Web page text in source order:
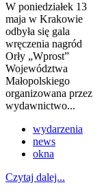
W poniedziałek 13
maja w Krakowie
odbyła się gala
wręczenia nagród
Orły „Wprost”
Województwa
Małopolskiego
organizowana przez
wydawnictwo...
wydarzenia
news
okna
Czytaj dalej...